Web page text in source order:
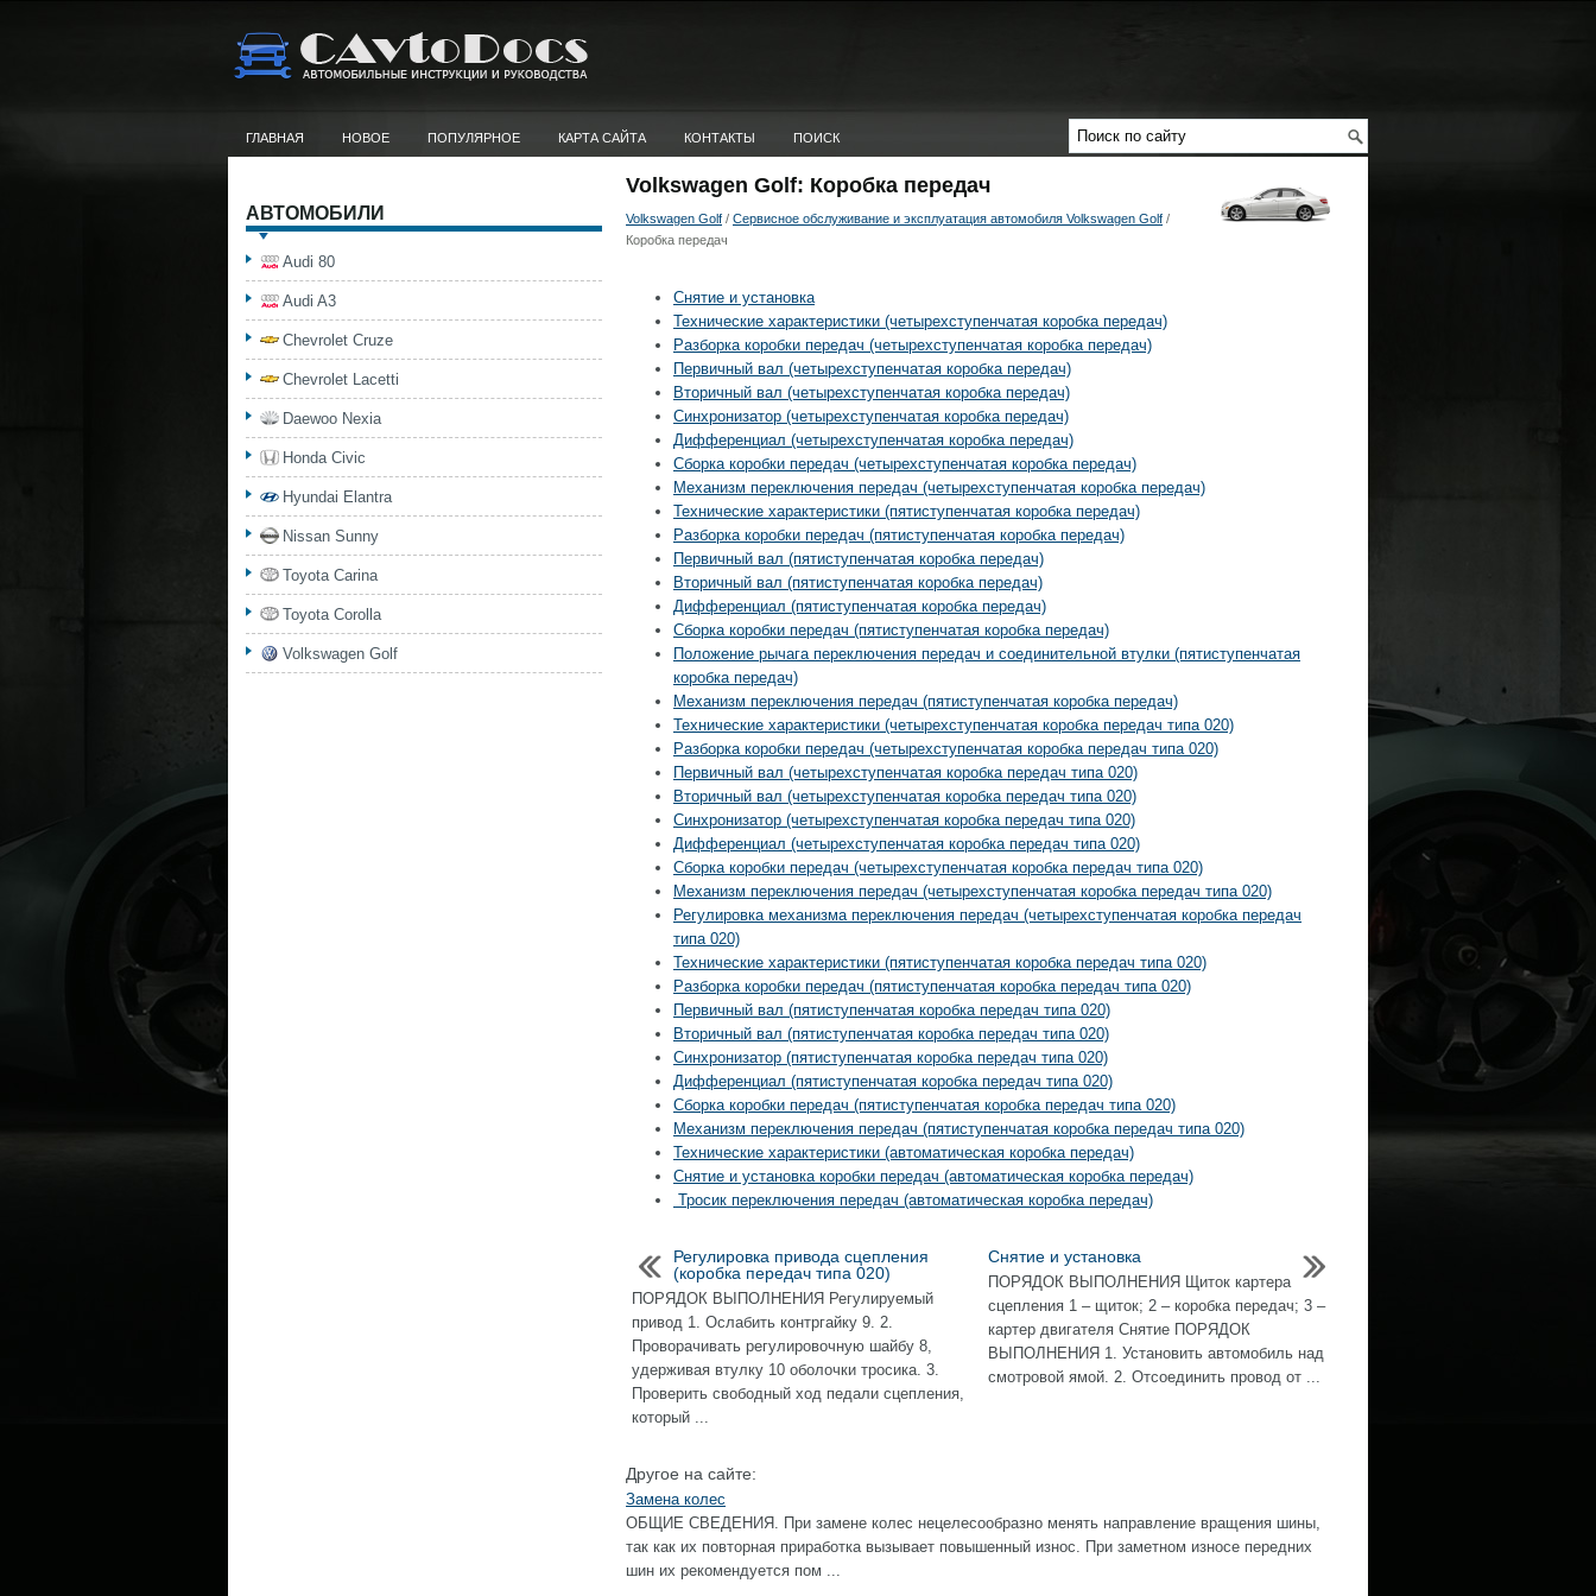
ГЛАВНАЯ НОВОЕ ПОПУЛЯРНОЕ КАРТА САЙТА КОНТАКТЫ ПОИСК
Volkswagen Golf: Коробка передач
Volkswagen Golf / Сервисное обслуживание и эксплуатация автомобиля Volkswagen Golf /
Коробка передач
Снятие и установка
Технические характеристики (четырехступенчатая коробка передач)
Разборка коробки передач (четырехступенчатая коробка передач)
Первичный вал (четырехступенчатая коробка передач)
Вторичный вал (четырехступенчатая коробка передач)
Синхронизатор (четырехступенчатая коробка передач)
Дифференциал (четырехступенчатая коробка передач)
Сборка коробки передач (четырехступенчатая коробка передач)
Механизм переключения передач (четырехступенчатая коробка передач)
Технические характеристики (пятиступенчатая коробка передач)
Разборка коробки передач (пятиступенчатая коробка передач)
Первичный вал (пятиступенчатая коробка передач)
Вторичный вал (пятиступенчатая коробка передач)
Дифференциал (пятиступенчатая коробка передач)
Сборка коробки передач (пятиступенчатая коробка передач)
Положение рычага переключения передач и соединительной втулки (пятиступенчатая
коробка передач)
Механизм переключения передач (пятиступенчатая коробка передач)
Технические характеристики (четырехступенчатая коробка передач типа 020)
Разборка коробки передач (четырехступенчатая коробка передач типа 020)
Первичный вал (четырехступенчатая коробка передач типа 020)
Вторичный вал (четырехступенчатая коробка передач типа 020)
Синхронизатор (четырехступенчатая коробка передач типа 020)
Дифференциал (четырехступенчатая коробка передач типа 020)
Сборка коробки передач (четырехступенчатая коробка передач типа 020)
Механизм переключения передач (четырехступенчатая коробка передач типа 020)
Регулировка механизма переключения передач (четырехступенчатая коробка передач
типа 020)
Технические характеристики (пятиступенчатая коробка передач типа 020)
Разборка коробки передач (пятиступенчатая коробка передач типа 020)
Первичный вал (пятиступенчатая коробка передач типа 020)
Вторичный вал (пятиступенчатая коробка передач типа 020)
Синхронизатор (пятиступенчатая коробка передач типа 020)
Дифференциал (пятиступенчатая коробка передач типа 020)
Сборка коробки передач (пятиступенчатая коробка передач типа 020)
Механизм переключения передач (пятиступенчатая коробка передач типа 020)
Технические характеристики (автоматическая коробка передач)
Снятие и установка коробки передач (автоматическая коробка передач)
Тросик переключения передач (автоматическая коробка передач)
Регулировка привода сцепления
(коробка передач типа 020)
ПОРЯДОК ВЫПОЛНЕНИЯ Регулируемый
привод 1. Ослабить контргайку 9. 2.
Проворачивать регулировочную шайбу 8,
удерживая втулку 10 оболочки тросика. 3.
Проверить свободный ход педали сцепления,
который ...
Снятие и установка
ПОРЯДОК ВЫПОЛНЕНИЯ Щиток картера
сцепления 1 – щиток; 2 – коробка передач; 3 –
картер двигателя Снятие ПОРЯДОК
ВЫПОЛНЕНИЯ 1. Установить автомобиль над
смотровой ямой. 2. Отсоединить провод от ...
Другое на сайте:
Замена колес
ОБЩИЕ СВЕДЕНИЯ. При замене колес нецелесообразно менять направление вращения шины,
так как их повторная приработка вызывает повышенный износ. При заметном износе передних
шин их рекомендуется пом ...
АВТОМОБИЛИ
Audi 80
Audi A3
Chevrolet Cruze
Chevrolet Lacetti
Daewoo Nexia
Honda Civic
Hyundai Elantra
Nissan Sunny
Toyota Carina
Toyota Corolla
Volkswagen Golf